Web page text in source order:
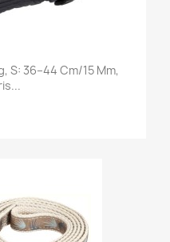
S: 36–44 Cm/15 Mm,